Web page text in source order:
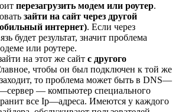
перезагрузить модем или роутер.
зайти на сайт через другой
интернет). Если через
будет результат, значит проблема
или роутере.
на этот же сайт с другого
чтобы он был подключен к той же
то проблема может быть в DNS—
— компьютер специального
все Ip—адреса. Имеются у каждого